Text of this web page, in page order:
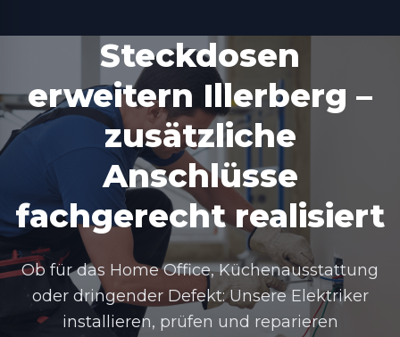
Steckdosen
erweitern Illerberg –
zusätzliche
Anschlüsse
fachgerecht realisiert
Ob für das Home Office, Küchenausstattung
oder dringender Defekt: Unsere Elektriker
installieren, prüfen und reparieren